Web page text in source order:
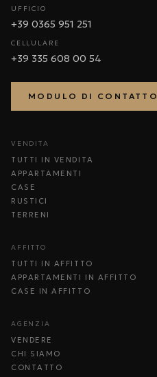
UFFICIO
+39 0365 951 251
CELLULARE
+39 335 608 00 54
MODULO DI CONTATTO
VENDITA
TUTTI IN VENDITA
APPARTAMENTI
CASE
RUSTICI
TERRENI
AFFITTO
TUTTI IN AFFITTO
APPARTAMENTI IN AFFITTO
CASE IN AFFITTO
AGENZIA
VENDERE
CHI SIAMO
CONTATTO